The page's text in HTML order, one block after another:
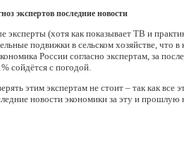
экспертов последние новости
эксперты (хотя как показывает ТВ и
подвижки в сельском хозяйстве,
России согласно экспертам, за
сойдётся с погодой.
этим экспертам не стоит – так как все
новости экономики за эту и